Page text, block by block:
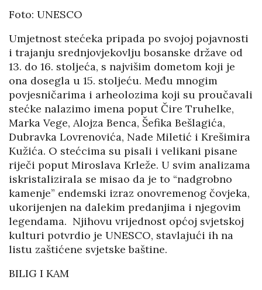
Foto: UNESCO
Umjetnost stećeka pripada po svojoj pojavnosti
i trajanju srednjovjekovlju bosanske države od
13. do 16. stoljeća, s najvišim dometom koji je
ona dosegla u 15. stoljeću. Među mnogim
povjesničarima i arheolozima koji su proučavali
stećke nalazimo imena poput Čire Truhelke,
Marka Vege, Alojza Benca, Šefika Bešlagića,
Dubravka Lovrenovića, Nade Miletić i Krešimira
Kužića. O stećcima su pisali i velikani pisane
riječi poput Miroslava Krleže. U svim analizama
iskristalizirala se misao da je to “nadgrobno
kamenje” endemski izraz onovremenog čovjeka,
ukorijenjen na dalekim predanjima i njegovim
legendama. Njihovu vrijednost općoj svjetskoj
kulturi potvrdio je UNESCO, stavlajući ih na
listu zaštićene svjetske baštine.
BILIG I KAM